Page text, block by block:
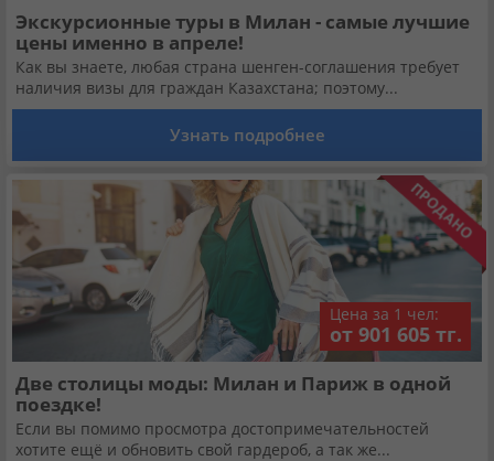
Экскурсионные туры в Милан - самые лучшие
цены именно в апреле!
Как вы знаете, любая страна шенген-соглашения требует
наличия визы для граждан Казахстана; поэтому...
Узнать подробнее
Цена за 1 чел:
от 901 605 тг.
Две столицы моды: Милан и Париж в одной
поездке!
Если вы помимо просмотра достопримечательностей
хотите ещё и обновить свой гардероб, а так же...